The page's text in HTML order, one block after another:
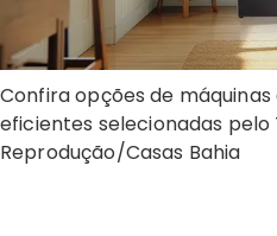
Confira opções de
eficientes selecionadas pelo
Reprodução/Casas Bahia